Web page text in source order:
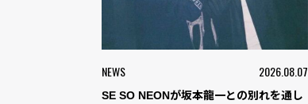
NEWS 2026.08.07
SE SO NEONが坂本龍一との別れを通し